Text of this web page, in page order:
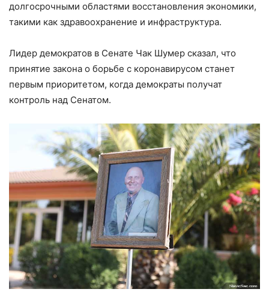
долгосрочными областями восстановления экономики,
такими как здравоохранение и инфраструктура.
Лидер демократов в Сенате Чак Шумер сказал, что
принятие закона о борьбе с коронавирусом станет
первым приоритетом, когда демократы получат
контроль над Сенатом.